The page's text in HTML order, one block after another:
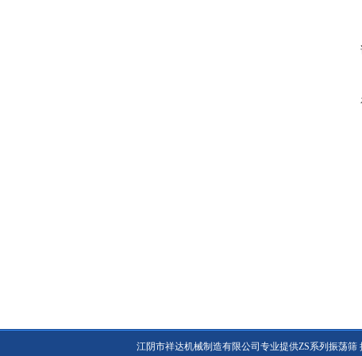
江阴市祥达机械制造有限公司专业提供ZS系列振荡筛